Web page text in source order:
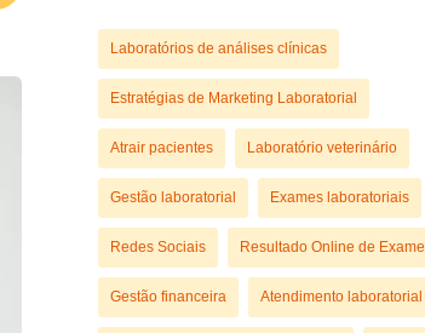
Laboratórios de análises clínicas
Estratégias de Marketing Laboratorial
Atrair pacientes Laboratório veterinário
Gestão laboratorial Exames laboratoriais
Redes Sociais Resultado Online de
Gestão financeira Atendimento laboratorial